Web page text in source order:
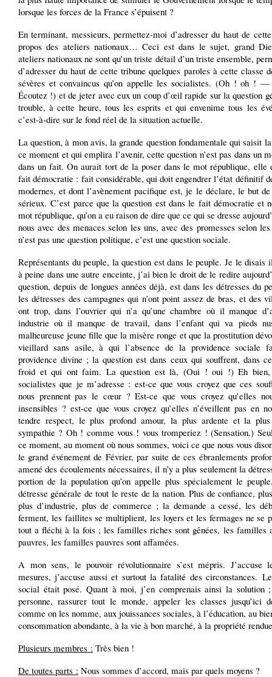
lorsque les forces de la France s’épuisent ?
En terminant, messieurs, permettez-moi d’adresser du haut de
propos des ateliers nationaux… Ceci est dans le sujet, grand
ateliers nationaux ne sont qu’un triste détail d’un triste ensemble,
d’adresser du haut de cette tribune quelques paroles à cette classe
sévères et convaincus qu’on appelle les socialistes. (Oh ! oh !
Écoutez !) et de jeter avec eux un coup d’œil rapide sur la question
trouble, à cette heure, tous les esprits et qui envenime tous les
c’est-à-dire sur le fond réel de la situation actuelle.
La question, à mon avis, la grande question fondamentale qui saisit
ce moment et qui emplira l’avenir, cette question n’est pas dans un
dans un fait. On aurait tort de la poser dans le mot république, elle
fait démocratie : fait considérable, qui doit engendrer l’état définitif
modernes, et dont l’avènement pacifique est, je le déclare, le but
sérieux. C’est parce que la question est dans le fait démocratie et
mot république, qu’on a eu raison de dire que ce qui se dresse
nous avec des menaces selon les uns, avec des promesses selon
n’est pas une question politique, c’est une question sociale.
Représentants du peuple, la question est dans le peuple. Je le disais
à peine dans une autre enceinte, j’ai bien le droit de le redire
question, depuis de longues années déjà, est dans les détresses du
les détresses des campagnes qui n’ont point assez de bras, et des
ont trop, dans l’ouvrier qui n’a qu’une chambre où il manque
industrie où il manque de travail, dans l’enfant qui va pieds
malheureuse jeune fille que la misère ronge et que la prostitution
vieillard sans asile, à qui l’absence de la providence sociale
providence divine ; la question est dans ceux qui souffrent, dans
froid et qui ont faim. La question est là, (Oui ! oui !) Eh bien,
socialistes que je m’adresse : est-ce que vous croyez que ces
nous prennent pas le cœur ? Est-ce que vous croyez qu’elles
insensibles ? est-ce que vous croyez qu’elles n’éveillent pas en
tendre respect, le plus profond amour, la plus ardente et la plus
sympathie ? Oh ! comme vous ! vous tromperiez ! (Sensation.)
ce moment, au moment où nous sommes, voici ce que nous vous
le grand événement de Février, par suite de ces ébranlements
amené des écoulements nécessaires, il n’y a plus seulement la
portion de la population qu’on appelle plus spécialement le
détresse générale de tout le reste de la nation. Plus de confiance,
plus d’industrie, plus de commerce ; la demande a cessé, les
ferment, les faillites se multiplient, les loyers et les fermages ne se
tout a fléchi à la fois ; les familles riches sont gênées, les familles
pauvres, les familles pauvres sont affamées.
A mon sens, le pouvoir révolutionnaire s’est mépris. J’accuse
mesures, j’accuse aussi et surtout la fatalité des circonstances.
social était posé. Quant à moi, j’en comprenais ainsi la solution ;
personne, rassurer tout le monde, appeler les classes jusqu’ici
comme on les nomme, aux jouissances sociales, à l’éducation, au
consommation abondante, à la vie à bon marché, à la propriété
Plusieurs membres : Très bien !
De toutes parts : Nous sommes d’accord, mais par quels moyens ?